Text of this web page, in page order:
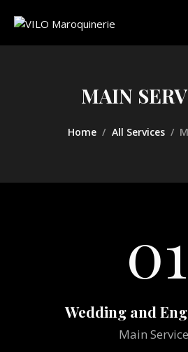
MAIN
Home All Services
01
Wedding and
Main